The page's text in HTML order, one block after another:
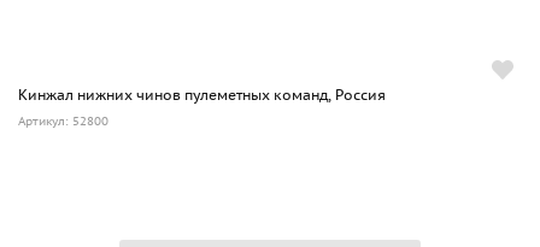
Кинжал нижних чинов пулеметных команд, Россия
Артикул: 52800